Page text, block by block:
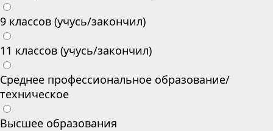
9 классов (учусь/закончил)
11 классов (учусь/закончил)
Среднее профессиональное образование/
техническое
Высшее образования